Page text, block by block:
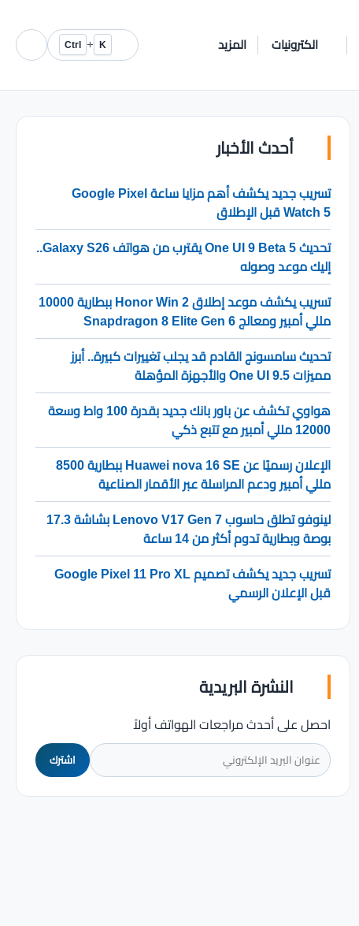
الكترونيات المزيد K
+
Ctrl
أحدث الأخبار
تسريب جديد يكشف أهم مزايا ساعة Google Pixel
Watch 5 قبل الإطلاق
تحديث One UI 9 Beta 5 يقترب من هواتف Galaxy S26..
إليك موعد وصوله
تسريب يكشف موعد إطلاق Honor Win 2 ببطارية 10000
مللي أمبير ومعالج Snapdragon 8 Elite Gen 6
تحديث سامسونج القادم قد يجلب تغييرات كبيرة.. أبرز
مميزات One UI 9.5 والأجهزة المؤهلة
هواوي تكشف عن باور بانك جديد بقدرة 100 واط وسعة
12000 مللي أمبير مع تتبع ذكي
الإعلان رسميًا عن Huawei nova 16 SE ببطارية 8500
مللي أمبير ودعم المراسلة عبر الأقمار الصناعية
لينوفو تطلق حاسوب Lenovo V17 Gen 7 بشاشة 17.3
بوصة وبطارية تدوم أكثر من 14 ساعة
تسريب جديد يكشف تصميم Google Pixel 11 Pro XL
قبل الإعلان الرسمي
النشرة البريدية
احصل على أحدث مراجعات الهواتف أولاً
اشترك